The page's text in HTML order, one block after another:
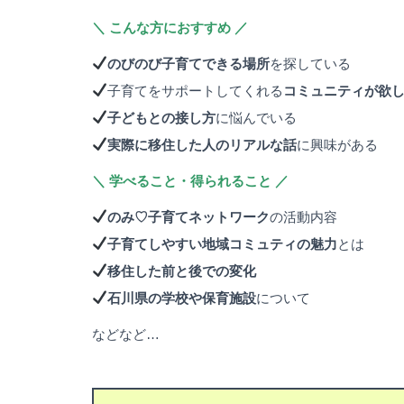
＼ こんな方におすすめ ／
のびのび子育てできる場所を探している
子育てをサポートしてくれる コミュニティが欲
子どもとの接し方に悩んでいる
実際に移住した人のリアルな話に興味がある
＼ 学べること・得られること ／
のみ♡子育てネットワークの活動内容
子育てしやすい地域コミュティの魅力とは
移住した前と後での変化
石川県の学校や保育施設について
などなど…